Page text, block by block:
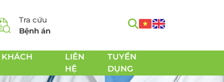
Tra cứu
Bệnh án
KHÁCH
LIÊN
HỆ
TUYỂN
DỤNG